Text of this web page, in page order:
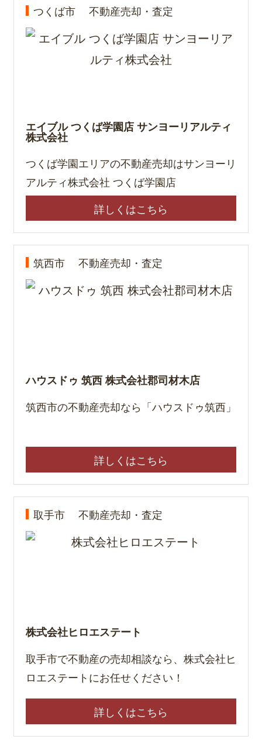
つくば市 不動産売却・査定
エイブル つくば学園店 サンヨーリアルティ
株式会社
つくば学園エリアの不動産売却はサンヨーリ
アルティ株式会社 つくば学園店
詳しくはこちら
筑西市 不動産売却・査定
ハウスドゥ 筑西 株式会社郡司材木店
筑西市の不動産売却なら「ハウスドゥ筑西」
詳しくはこちら
取手市 不動産売却・査定
株式会社ヒロエステート
取手市で不動産の売却相談なら、株式会社ヒ
ロエステートにお任せください！
詳しくはこちら